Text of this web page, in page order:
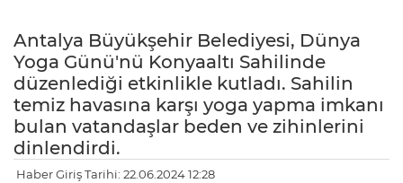
Antalya Büyükşehir Belediyesi, Dünya
Yoga Günü'nü Konyaaltı Sahilinde
düzenlediği etkinlikle kutladı. Sahilin
temiz havasına karşı yoga yapma imkanı
bulan vatandaşlar beden ve zihinlerini
dinlendirdi.
Haber Giriş Tarihi: 22.06.2024 12:28